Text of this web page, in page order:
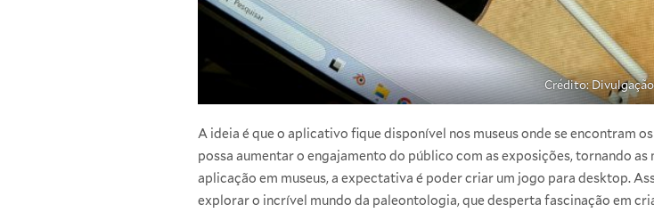
Crédito: Divulgação
A ideia é que o aplicativo fique disponível nos museus onde se encontram
possa aumentar o engajamento do público com as exposições, tornando
aplicação em museus, a expectativa é poder criar um jogo para desktop.
explorar o incrível mundo da paleontologia, que desperta fascinação em